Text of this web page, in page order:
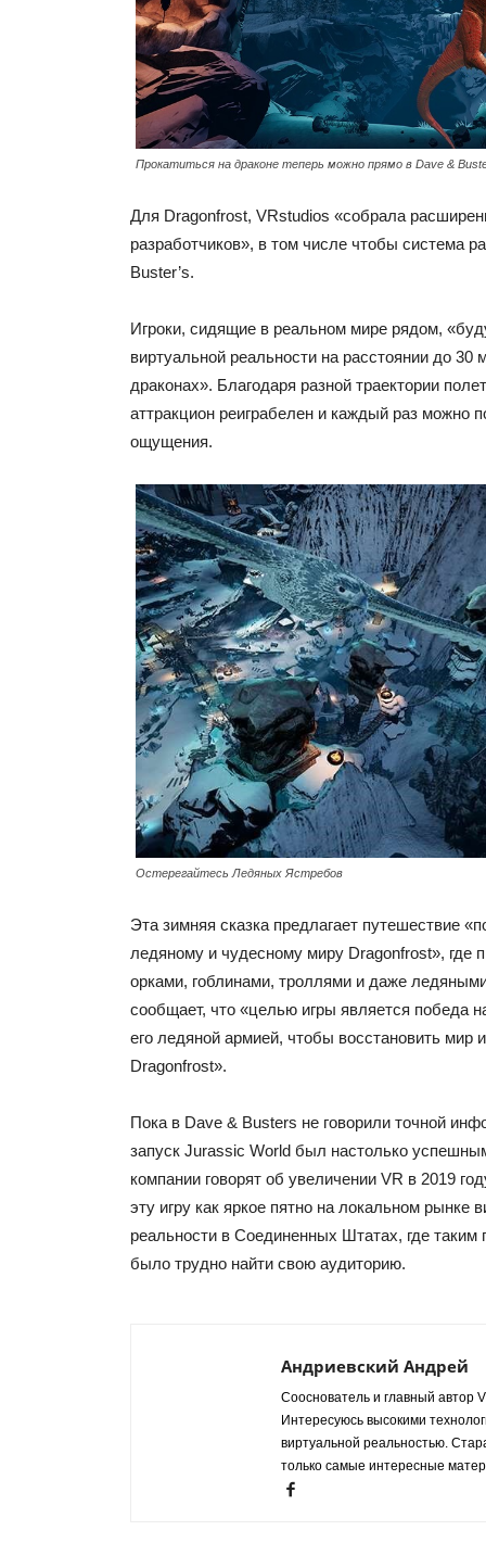
Прокатиться на драконе теперь можно прямо в Dave &
Для Dragonfrost, VRstudios «собрала
разработчиков», в том числе чтобы система
Buster’s.
Игроки, сидящие в реальном мире рядом,
виртуальной реальности на расстоянии до 30
драконах». Благодаря разной траектории
аттракцион реиграбелен и каждый раз можно
ощущения.
Остерегайтесь Ледяных Ястребов
Эта зимняя сказка предлагает путешествие
ледяному и чудесному миру Dragonfrost», где
орками, гоблинами, троллями и даже
сообщает, что «целью игры является победа
его ледяной армией, чтобы восстановить мир
Dragonfrost».
Пока в Dave & Busters не говорили точной
запуск Jurassic World был настолько
компании говорят об увеличении VR в 2019
эту игру как яркое пятно на локальном рынке
реальности в Соединенных Штатах, где таким
было трудно найти свою аудиторию.
Андриевский Андрей
Сооснователь и главный автор
Интересуюсь высокими
виртуальной реальностью.
только самые интересные